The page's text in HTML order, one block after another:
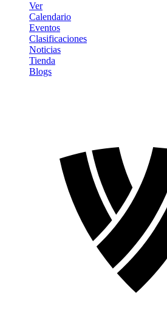
Ver
Calendario
Eventos
Clasificaciones
Noticias
Tienda
Blogs